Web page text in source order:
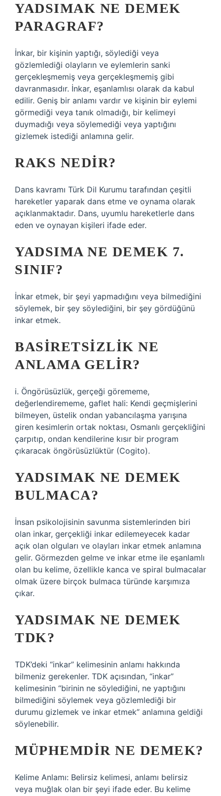
YADSIMAK NE DEMEK
PARAGRAF?
İnkar, bir kişinin yaptığı, söylediği veya
gözlemlediği olayların ve eylemlerin sanki
gerçekleşmemiş veya gerçekleşmemiş gibi
davranmasıdır. İnkar, eşanlamlısı olarak da kabul
edilir. Geniş bir anlamı vardır ve kişinin bir eylemi
görmediği veya tanık olmadığı, bir kelimeyi
duymadığı veya söylemediği veya yaptığını
gizlemek istediği anlamına gelir.
RAKS NEDIR?
Dans kavramı Türk Dil Kurumu tarafından çeşitli
hareketler yaparak dans etme ve oynama olarak
açıklanmaktadır. Dans, uyumlu hareketlerle dans
eden ve oynayan kişileri ifade eder.
YADSIMA NE DEMEK 7.
SINIF?
İnkar etmek, bir şeyi yapmadığını veya bilmediğini
söylemek, bir şey söylediğini, bir şey gördüğünü
inkar etmek.
BASIRETSIZLIK NE
ANLAMA GELIR?
i. Öngörüsüzlük, gerçeği görememe,
değerlendirememe, gaflet hali: Kendi geçmişlerini
bilmeyen, üstelik ondan yabancılaşma yarışına
giren kesimlerin ortak noktası, Osmanlı gerçekliğini
çarpıtıp, ondan kendilerine kısır bir program
çıkaracak öngörüsüzlüktür (Cogito).
YADSIMAK NE DEMEK
BULMACA?
İnsan psikolojisinin savunma sistemlerinden biri
olan inkar, gerçekliği inkar edilemeyecek kadar
açık olan olguları ve olayları inkar etmek anlamına
gelir. Görmezden gelme ve inkar etme ile eşanlamlı
olan bu kelime, özellikle kanca ve spiral bulmacalar
olmak üzere birçok bulmaca türünde karşımıza
çıkar.
YADSIMAK NE DEMEK
TDK?
TDK’deki “inkar” kelimesinin anlamı hakkında
bilmeniz gerekenler. TDK açısından, “inkar”
kelimesinin “birinin ne söylediğini, ne yaptığını
bilmediğini söylemek veya gözlemlediği bir
durumu gizlemek ve inkar etmek” anlamına geldiği
söylenebilir.
MÜPHEMDIR NE DEMEK?
Kelime Anlamı: Belirsiz kelimesi, anlamı belirsiz
veya muğlak olan bir şeyi ifade eder. Bu kelime